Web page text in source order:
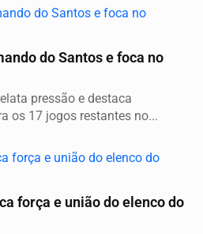
do Santos e foca no
pressão e destaca
os 17 jogos restantes no...
força e união do elenco do